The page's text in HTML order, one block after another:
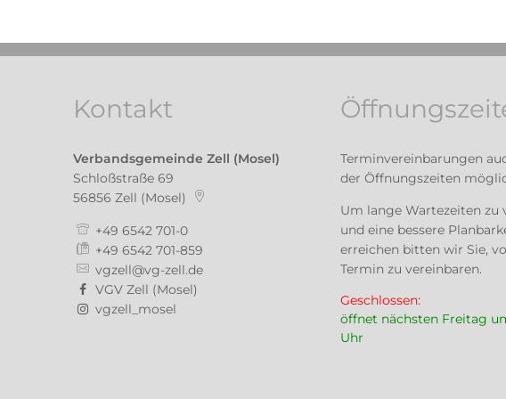
Kontakt
Verbandsgemeinde Zell (Mosel)
Schloßstraße 69
56856 Zell (Mosel)
+49 6542 701-0
+49 6542 701-859
vgzell@vg-zell.de
VGV Zell (Mosel)
vgzell_mosel
Terminvereinbarungen
der Öffnungszeiten
Um lange Wartezeiten zu
und eine bessere
erreichen bitten wir Sie,
Termin zu vereinbaren.
Klicken, um weitere
Geschlossen:
öffnet nächsten Freitag
Uhr